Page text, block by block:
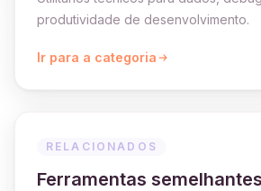
produtividade de desenvolvimento.
Ir para a categoria
RELACIONADOS
Ferramentas semelhantes